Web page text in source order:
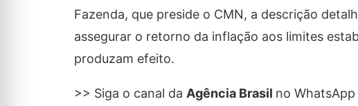
Fazenda, que preside o CMN, a descrição
assegurar o retorno da inflação aos limites
produzam efeito.
>> Siga o canal da Agência Brasil no WhatsApp